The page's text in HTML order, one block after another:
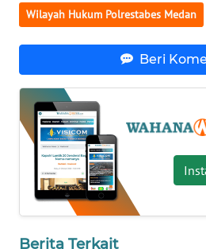
Wilayah Hukum Polrestabes Medan
Beri
Berita Terkait
WN
NIAS
WN
LANGKAT
WN
TAPANULI
SELATAN
LESUNG